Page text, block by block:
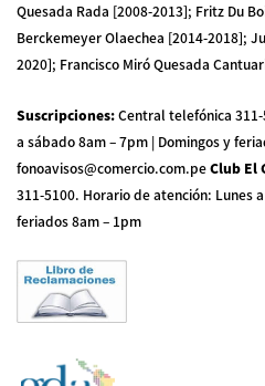
Quesada Rada [2008-2013]; Fritz Du
Berckemeyer Olaechea [2014-2018];
2020]; Francisco Miró Quesada
Suscripciones:Central telefónica
a sábado 8am – 7pm | Domingos y
fonoavisos@comercio.com.peClub El
311-5100. Horario de atención: Lunes
feriados 8am – 1pm